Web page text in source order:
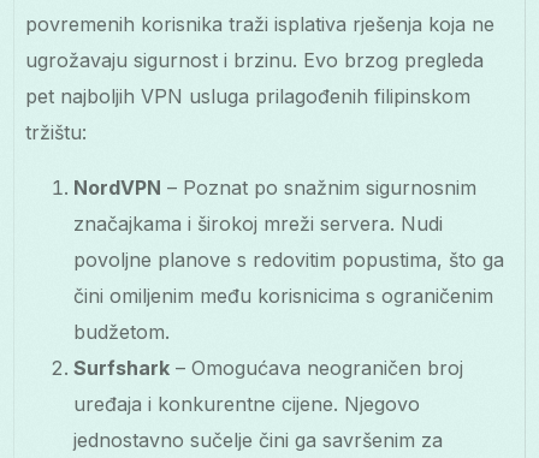
povremenih korisnika traži isplativa rješenja koja ne
ugrožavaju sigurnost i brzinu. Evo brzog pregleda
pet najboljih VPN usluga prilagođenih filipinskom
tržištu:
NordVPN – Poznat po snažnim sigurnosnim
značajkama i širokoj mreži servera. Nudi
povoljne planove s redovitim popustima, što ga
čini omiljenim među korisnicima s ograničenim
budžetom.
Surfshark – Omogućava neograničen broj
uređaja i konkurentne cijene. Njegovo
jednostavno sučelje čini ga savršenim za